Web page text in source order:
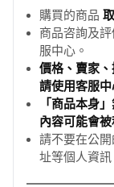
購買的商品
商品咨詢及
服中心。
價格、賣家
請使用客服
「商品本身
內容可能會
請不要在公
址等個人資訊